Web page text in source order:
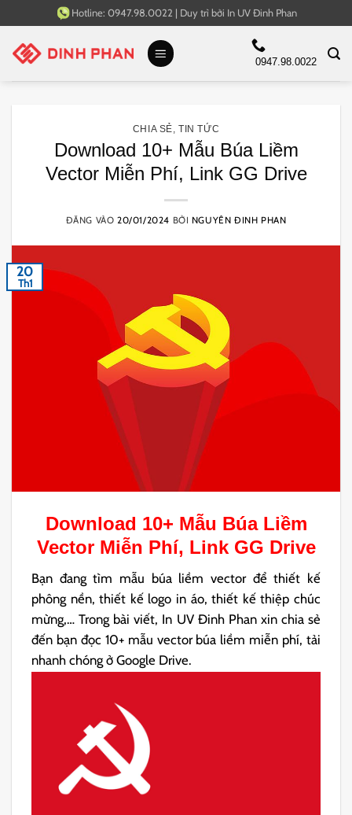
qua
nội
Hotline: 0947.98.0022 | Duy trì bởi In UV Đinh Phan
0947.98.0022
CHIA SẺ ,TIN TỨC
Download 10+ Mẫu Búa Liềm
Vector Miễn Phí, Link GG Drive
ĐĂNG VÀO20/01/2024 BỞI NGUYÊN ĐINH PHAN
20
Th1
Download 10+ Mẫu Búa Liềm
VectorMiễn Phí, Link GG Drive
Bạn đang tìm mẫu búa liềm vector để thiết kế
phông nền, thiết kế logo in áo, thiết kế thiệp chúc
mừng,… Trong bài viết, In UV Đinh Phan xin chia sẻ
đến bạn đọc 10+ mẫu vector búa liềm miễn phí, tải
nhanh chóng ở Google Drive.